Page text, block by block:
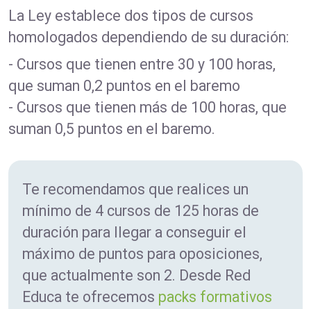
La Ley establece dos tipos de cursos
homologados dependiendo de su duración:
- Cursos que tienen entre 30 y 100 horas,
que suman 0,2 puntos en el baremo
- Cursos que tienen más de 100 horas, que
suman 0,5 puntos en el baremo.
Te recomendamos que realices un
mínimo de 4 cursos de 125 horas de
duración para llegar a conseguir el
máximo de puntos para oposiciones,
que actualmente son 2. Desde Red
Educa te ofrecemos packs formativos